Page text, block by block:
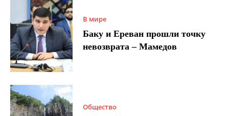
В мире
Баку и Ереван прошли точку
невозврата – Мамедов
Общество